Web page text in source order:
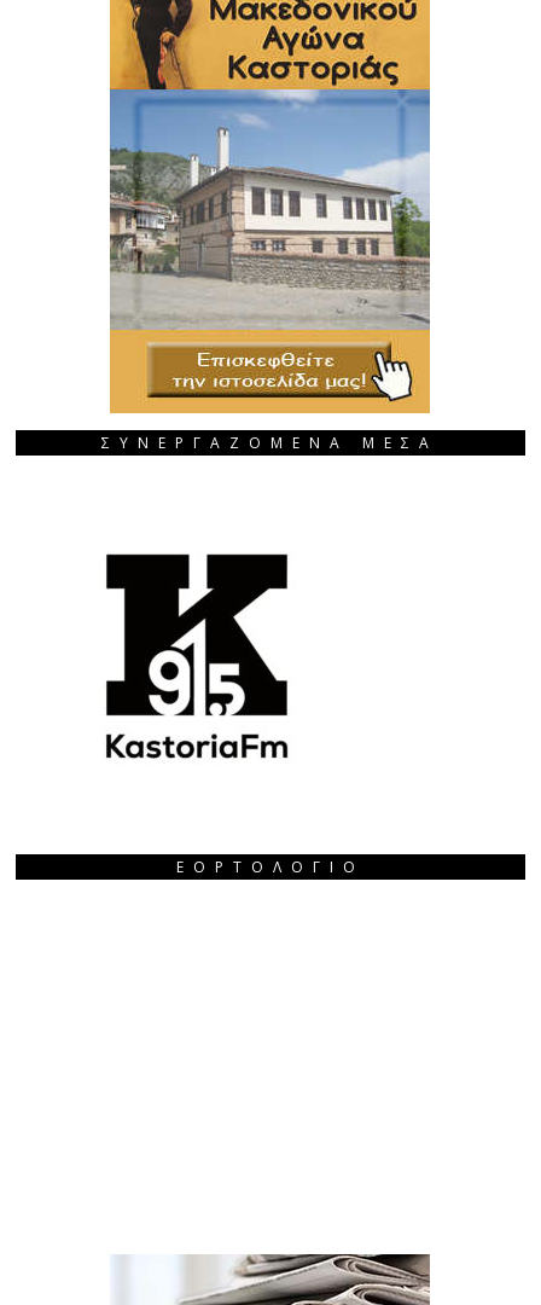
ΣΥΝΕΡΓΑΖΟΜΕΝΑ ΜΕΣΑ
ΕΟΡΤΟΛΌΓΙΟ